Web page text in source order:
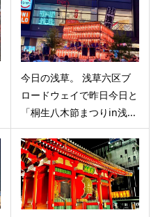
今日の浅草。 浅草六区ブ
ロードウェイで昨日今日と
「桐生八木節まつりin浅...